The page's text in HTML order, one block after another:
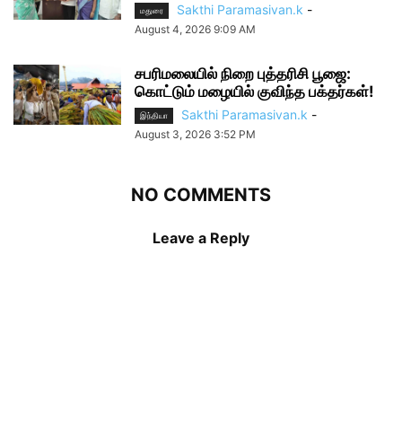
மதுரை Sakthi Paramasivan.k -
August 4, 2026 9:09 AM
சபரிமலையில் நிறை புத்தரிசி பூஜை:
கொட்டும் மழையில் குவிந்த பக்தர்கள்!
இந்தியா Sakthi Paramasivan.k -
August 3, 2026 3:52 PM
NO COMMENTS
Leave a Reply